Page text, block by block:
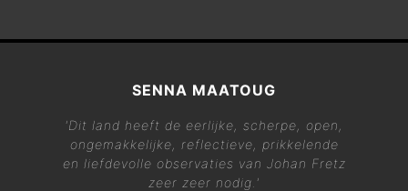
SENNA MAATOUG
'Dit land heeft de eerlijke, scherpe, open,
ongemakkelijke, reflectieve, prikkelende
en liefdevolle observaties van Johan Fretz
zeer zeer nodig.'